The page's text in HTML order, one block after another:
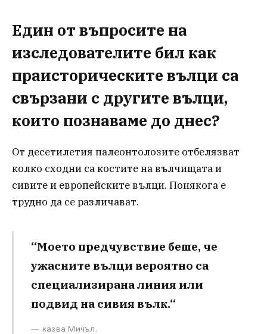
Един от въпросите на
изследователите бил как
праисторическите вълци са
свързани с другите вълци,
които познаваме до днес?
От десетилетия палеонтолозите отбелязват
колко сходни са костите на вълчищата и
сивите и европейските вълци. Понякога е
трудно да се различават.
“Моето предчувствие беше, че
ужасните вълци вероятно са
специализирана линия или
подвид на сивия вълк.“
казва Мичъл.